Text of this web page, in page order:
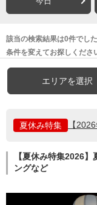
該当の検索結果は0件でした
条件を変えてお探しくださ
エリアを選択
夏休み特集 【
【夏休み特集2026
ングなど